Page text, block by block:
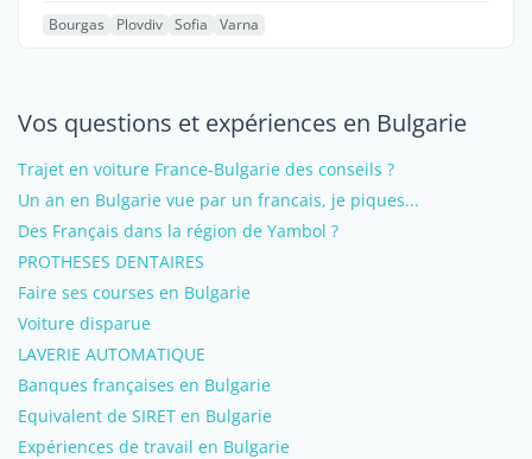
Bourgas Plovdiv Sofia Varna
Vos questions et expériences en Bulgarie
Trajet en voiture France-Bulgarie des conseils ?
Un an en Bulgarie vue par un francais, je piques...
Des Français dans la région de Yambol ?
PROTHESES DENTAIRES
Faire ses courses en Bulgarie
Voiture disparue
LAVERIE AUTOMATIQUE
Banques françaises en Bulgarie
Equivalent de SIRET en Bulgarie
Expériences de travail en Bulgarie